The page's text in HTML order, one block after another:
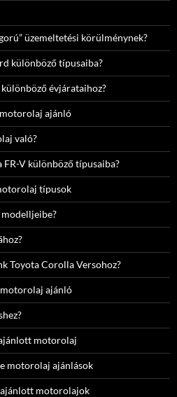
üzemeltetési körülménynek?
különböző típusaiba?
évjárataihoz?
ajánló
való?
V különböző típusaiba?
típusok
modelljeibe?
Toyota Corolla Versohoz?
ajánló
motorolaj
motorolaj ajánlások
motorolajok